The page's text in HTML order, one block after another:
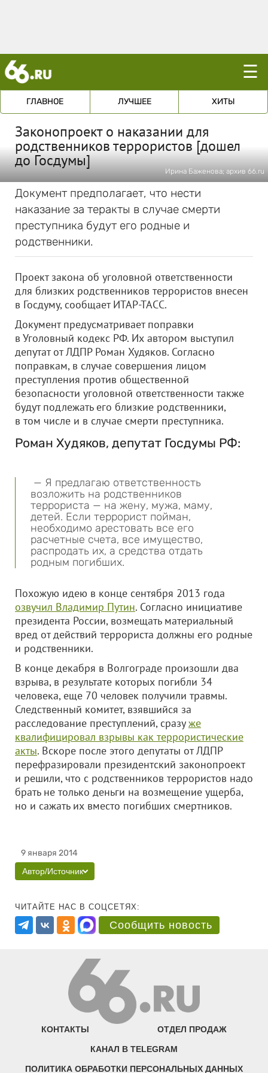
☰
ГЛАВНОЕ ЛУЧШЕЕ ХИТЫ
Законопроект о наказании для
родственников террористов [дошел
до Госдумы]
Ирина Баженова; архив 66.ru
Документ предполагает, что нести
наказание за теракты в случае смерти
преступника будут его родные и
родственники.
Проект закона об уголовной ответственности
для близких родственников террористов внесен
в Госдуму, сообщает ИТАР-ТАСС.
Документ предусматривает поправки
в Уголовный кодекс РФ. Их автором выступил
депутат от ЛДПР Роман Худяков. Согласно
поправкам, в случае совершения лицом
преступления против общественной
безопасности уголовной ответственности также
будут подлежать его близкие родственники,
в том числе и в случае смерти преступника.
Роман Худяков, депутат Госдумы РФ:
— Я предлагаю ответственность
возложить на родственников
террориста — на жену, мужа, маму,
детей. Если террорист пойман,
необходимо арестовать все его
расчетные счета, все имущество,
распродать их, а средства отдать
родным погибших.
Похожую идею в конце сентября 2013 года
озвучил Владимир Путин. Согласно инициативе
президента России, возмещать материальный
вред от действий террориста должны его родные
и родственники.
В конце декабря в Волгограде произошли два
взрыва, в результате которых погибли 34
человека, еще 70 человек получили травмы.
Следственный комитет, взявшийся за
расследование преступлений, сразуже
квалифицировал взрывы как террористические
акты. Вскоре после этого депутаты от ЛДПР
перефразировали президентский законопроект
и решили, что с родственников террористов надо
брать не только деньги на возмещение ущерба,
но и сажать их вместо погибших смертников.
9 января 2014
Автор/Источник
ЧИТАЙТЕ НАС В СОЦСЕТЯХ:
Сообщить новость
КОНТАКТЫ ОТДЕЛ ПРОДАЖ
КАНАЛ В TELEGRAM
ПОЛИТИКА ОБРАБОТКИ ПЕРСОНАЛЬНЫХ ДАННЫХ